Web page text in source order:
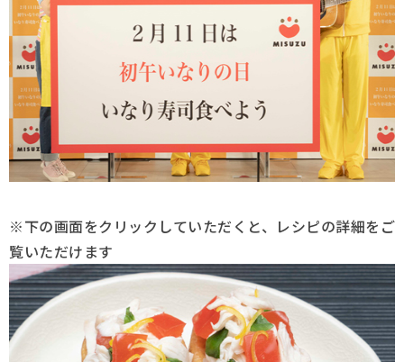
※下の画面をクリックしていただくと、レシピの詳細をご
覧いただけます